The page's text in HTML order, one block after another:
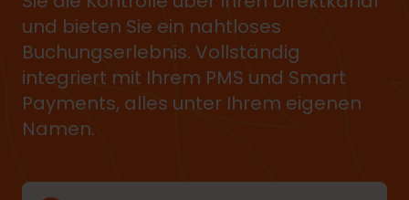
und bieten Sie ein nahtloses
Buchungserlebnis. Vollständig
integriert mit Ihrem PMS und Smart
Payments, alles unter Ihrem eigenen
Namen.